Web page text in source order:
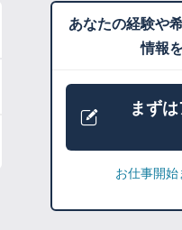
あなたの経験や
情報
まず
お仕事開